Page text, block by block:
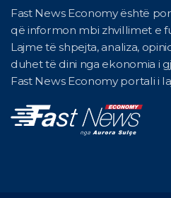
Fast News Economy është
që informon mbi zhvillimet e
Lajme të shpejta, analiza,
duhet të dini nga ekonomia i
Fast News Economy portali i